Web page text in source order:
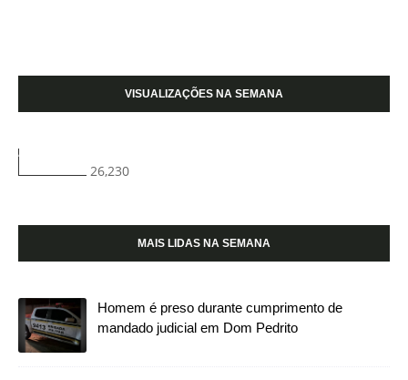
VISUALIZAÇÕES NA SEMANA
26,230
MAIS LIDAS NA SEMANA
Homem é preso durante cumprimento de
mandado judicial em Dom Pedrito